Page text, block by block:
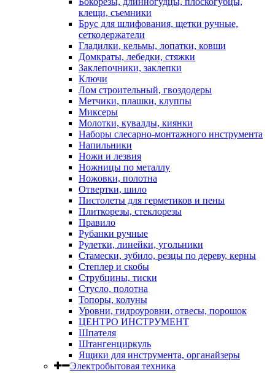
клещи, съемники
Брус для шлифования, щетки ручные,
сеткодержатели
Гладилки, кельмы, лопатки, ковши
Домкраты, лебедки, стяжки
Заклепочники, заклепки
Ключи
Лом строительный, гвоздодеры
Метчики, плашки, клуппы
Миксеры
Молотки, кувалды, киянки
Наборы слесарно-монтажного инструмента
Напильники
Ножи и лезвия
Ножницы по металлу
Ножовки, полотна
Отвертки, шило
Пистолеты для герметиков и пены
Плиткорезы, стеклорезы
Правило
Рубанки ручные
Рулетки, линейки, угольники
Стамески, зубило, резцы по дереву, керны
Степлер и скобы
Струбцины, тиски
Стусло, полотна
Топоры, колуны
Уровни, гидроуровни, отвесы, порошок
ЦЕНТРО ИНСТРУМЕНТ
Шпателя
Штангенциркуль
Ящики для инструмента, органайзеры
Электробытовая техника